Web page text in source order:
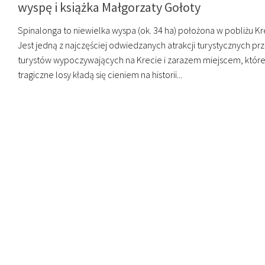
wyspę i książka Małgorzaty Gołoty
Spinalonga to niewielka wyspa (ok. 34 ha) położona w pobliżu
Jest jedną z najczęściej odwiedzanych atrakcji turystycznych
turystów wypoczywających na Krecie i zarazem miejscem,
tragiczne losy kładą się cieniem na historii...